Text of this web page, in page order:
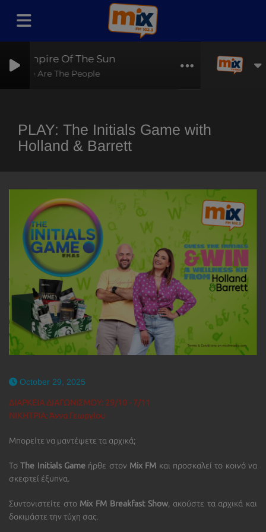
Empire Of The Sun
We Are The People
PLAY: The Initials Game with
Holland & Barrett
October 29, 2025
ΔΙΑΡΚΕΙΑ ΔΙΑΓΩΝΙΣΜΟΥ: 29/10 - 7/11
NIKHTΡΙΑ: Άννα Γεωργίου
Μπορείτε να μαντέψετε τα αρχικά;
ΤοThe Initials Game ήρθε στον Mix FM και προσκαλεί το κοινό να
σκεφτεί έξυπνα.
Συντονιστείτε στοMix FM Breakfast Show, ακούστε τα αρχικά και
δοκιμάστε την τύχη σας.